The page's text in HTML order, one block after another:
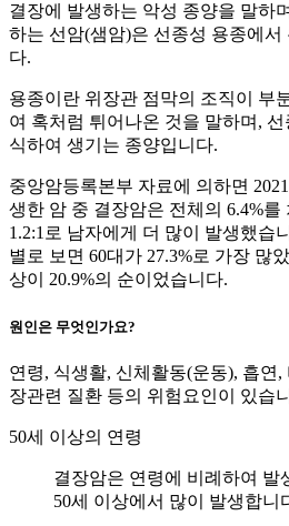
결장에 발생하는 악성 종양을 말하
하는 선암(샘암)은 선종성 용종에서
다.
용종이란 위장관 점막의 조직이 부
여 혹처럼 튀어나온 것을 말하며,
식하여 생기는 종양입니다.
중앙암등록본부 자료에 의하면
생한 암 중 결장암은 전체의 6.4%
1.2:1로 남자에게 더 많이 발생했습
별로 보면 60대가 27.3%로 가장 많
상이 20.9%의 순이었습니다.
원인은 무엇인가요?
연령, 식생활, 신체활동(운동), 흡연
장관련 질환 등의 위험요인이 있습
50세 이상의 연령
결장암은 연령에 비례하여 발
50세 이상에서 많이 발생합니